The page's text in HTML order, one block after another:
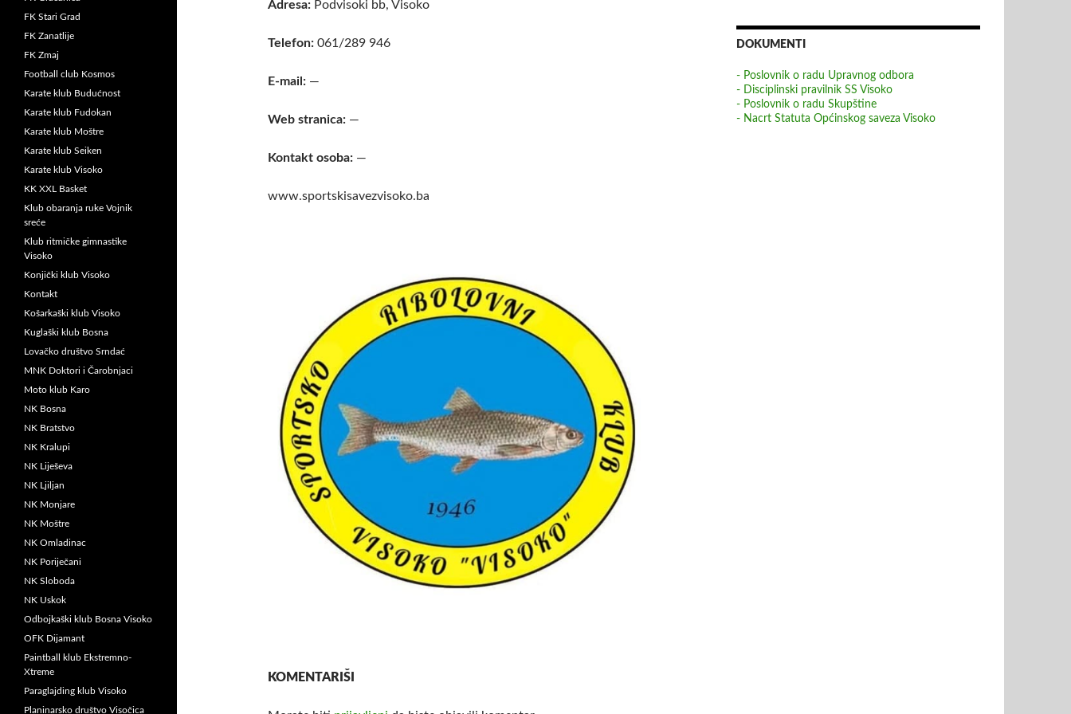
Adresa: Podvisoki bb, Visoko
Telefon: 061/289 946
E-mail: —
Web stranica: —
Kontakt osoba: —
www.sportskisavezvisoko.ba
KOMENTARIŠI
DOKUMENTI
- Poslovnik o radu Upravnog odbora
- Disciplinski pravilnik SS Visoko
- Poslovnik o radu Skupštine
- Nacrt Statuta Općinskog saveza Visoko
FK Stari Grad
FK Zanatlije
FK Zmaj
Football club Kosmos
Karate klub Budućnost
Karate klub Fudokan
Karate klub Moštre
Karate klub Seiken
Karate klub Visoko
KK XXL Basket
Klub obaranja ruke Vojnik
sreće
Klub ritmičke gimnastike
Visoko
Konjički klub Visoko
Kontakt
Košarkaški klub Visoko
Kuglaški klub Bosna
Lovačko društvo Srndać
MNK Doktori i Čarobnjaci
Moto klub Karo
NK Bosna
NK Bratstvo
NK Kralupi
NK Liješeva
NK Ljiljan
NK Monjare
NK Moštre
NK Omladinac
NK Poriječani
NK Sloboda
NK Uskok
Odbojkaški klub Bosna Visoko
OFK Dijamant
Paintball klub Ekstremno-
Xtreme
Paraglajding klub Visoko
Planinarsko društvo Visočica